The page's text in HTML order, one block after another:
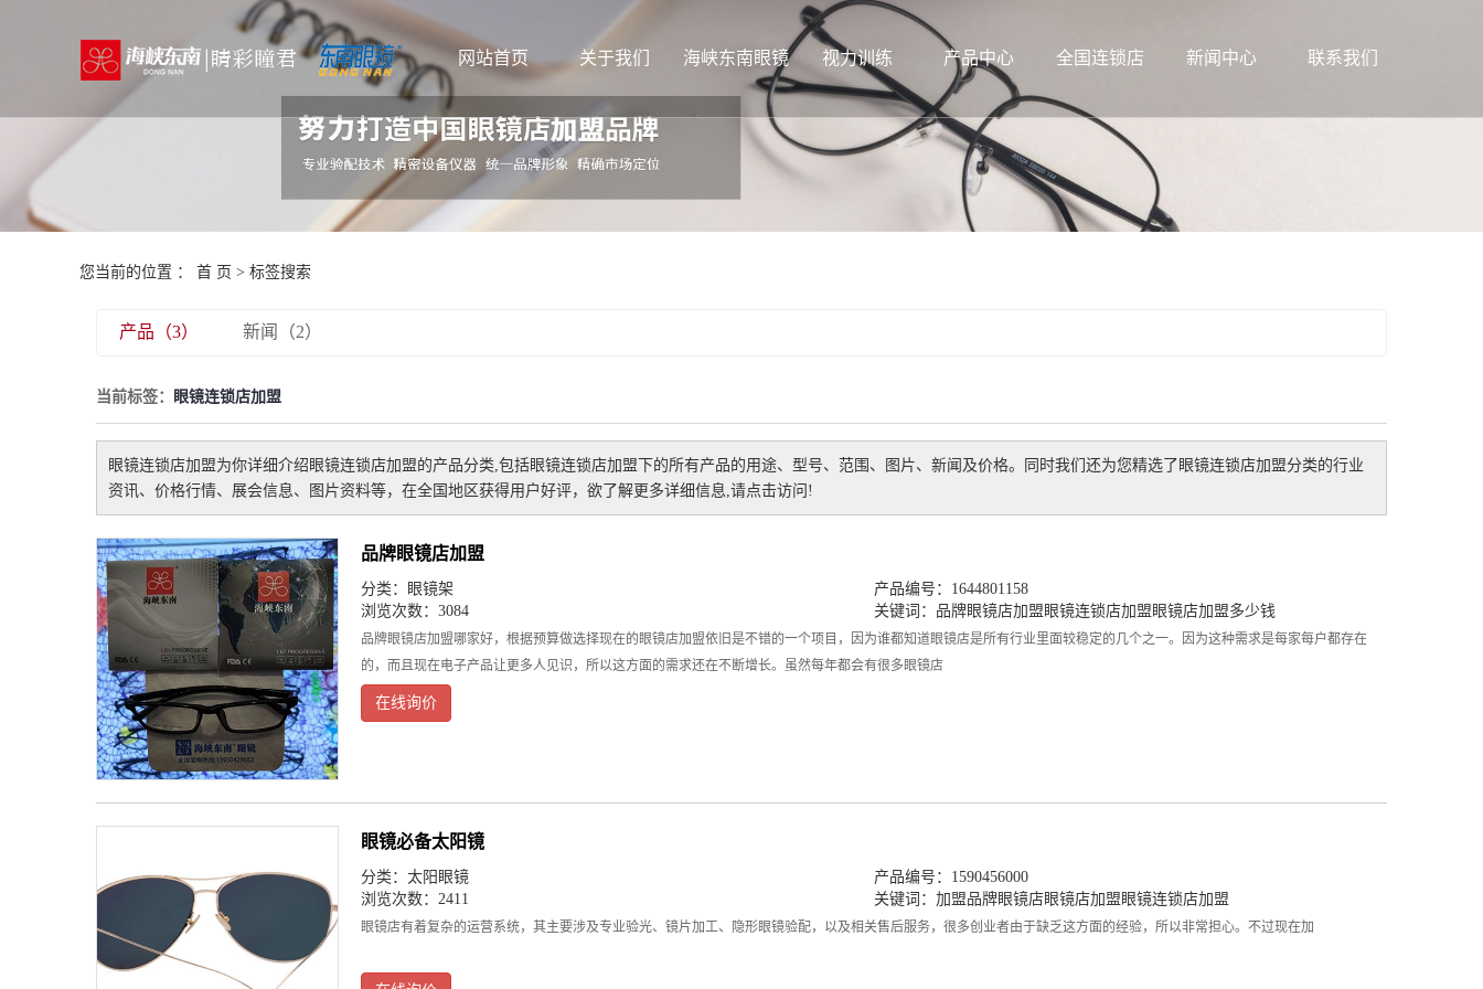
网站首页 关于我们 海峡东南眼镜 视力训练 产品中心 全国连锁店 新闻中心 联系我们
您当前的位置 ： 首 页 > 标签搜索
产品（3） 新闻（2）
当前标签： 眼镜连锁店加盟
眼镜连锁店加盟为你详细介绍 眼镜连锁店加盟的产品分类,包括眼镜连锁店加盟 下的所有产品的用途、型号、范围、图片、新闻及价格。同时我们还为您精选了 眼镜连锁店加盟分类的行业
资讯、价格行情、展会信息、图片资料等，在全国地区获得用户好评，欲了解更多详细信息,请点击访问!
品牌眼镜店加盟
分类： 眼镜架
产品编号：1644801158
浏览次数：3084
关键词： 品牌眼镜店加盟 眼镜连锁店加盟 眼镜店加盟多少钱
品牌眼镜店加盟哪家好，根据预算做选择现在的眼镜店加盟依旧是不错的一个项目，因为谁都知道眼镜店是所有行业里面较稳定的几个之一。因为这种需求是每家每户都存在
的，而且现在电子产品让更多人见识，所以这方面的需求还在不断增长。虽然每年都会有很多眼镜店
在线询价
眼镜必备太阳镜
分类： 太阳眼镜
产品编号：1590456000
浏览次数：2411
关键词： 加盟品牌眼镜店眼镜店加盟 眼镜连锁店加盟
眼镜店有着复杂的运营系统，其主要涉及专业验光、镜片加工、隐形眼镜验配，以及相关售后服务，很多创业者由于缺乏这方面的经验，所以非常担心。不过现在加